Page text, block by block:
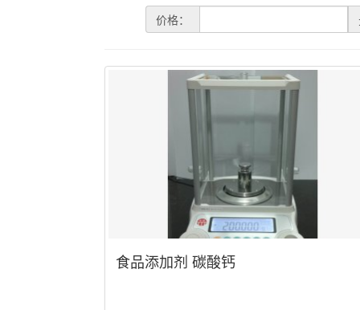
价格：
食品添加剂 碳酸钙